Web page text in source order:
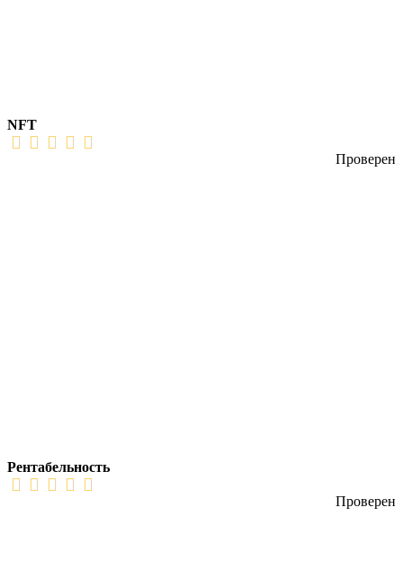
NFT
Проверен
Рентабельность
Проверен